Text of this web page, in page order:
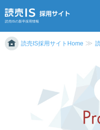
読売ISの新卒採用情報
読売IS採用サイトHome